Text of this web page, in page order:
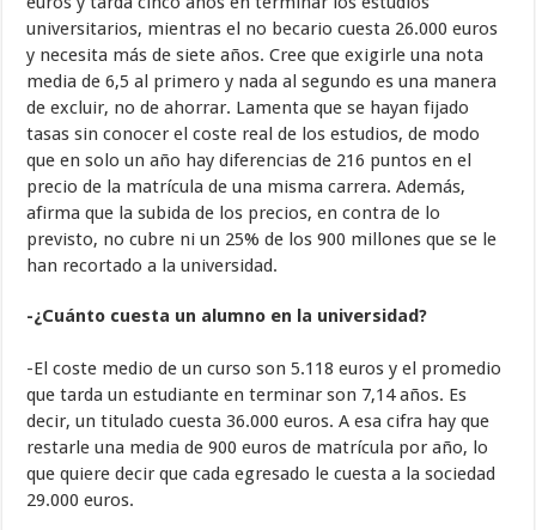
universitarios, mientras el no becario cuesta 26.000 euros
y necesita más de siete años. Cree que exigirle una nota
media de 6,5 al primero y nada al segundo es una manera
de excluir, no de ahorrar. Lamenta que se hayan fijado
tasas sin conocer el coste real de los estudios, de modo
que en solo un año hay diferencias de 216 puntos en el
precio de la matrícula de una misma carrera. Además,
afirma que la subida de los precios, en contra de lo
previsto, no cubre ni un 25% de los 900 millones que se le
han recortado a la universidad.
-¿Cuánto cuesta un alumno en la universidad?
-El coste medio de un curso son 5.118 euros y el promedio
que tarda un estudiante en terminar son 7,14 años. Es
decir, un titulado cuesta 36.000 euros. A esa cifra hay que
restarle una media de 900 euros de matrícula por año, lo
que quiere decir que cada egresado le cuesta a la sociedad
29.000 euros.